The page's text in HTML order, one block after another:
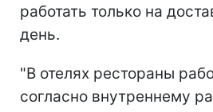
работать только на
день.
"В отелях рестораны
согласно внутреннему